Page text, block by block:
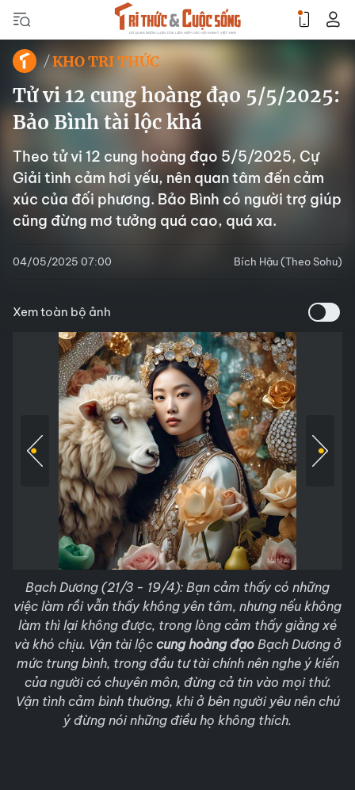
KHO TRI THỨC
Tử vi 12 cung hoàng đạo 5/5/2025:
Bảo Bình tài lộc khá
Theo tử vi 12 cung hoàng đạo 5/5/2025, Cự
Giải tình cảm hơi yếu, nên quan tâm đến cảm
xúc của đối phương. Bảo Bình có người trợ giúp
cũng đừng mơ tưởng quá cao, quá xa.
04/05/2025 07:00 Bích Hậu (Theo Sohu)
Xem toàn bộ ảnh
Bạch Dương (21/3 - 19/4): Bạn cảm thấy có những
việc làm rồi vẫn thấy không yên tâm, nhưng nếu không
làm thì lại không được, trong lòng cảm thấy giằng xé
và khó chịu. Vận tài lộc cung hoàng đạoBạch Dương ở
mức trung bình, trong đầu tư tài chính nên nghe ý kiến
của người có chuyên môn, đừng cả tin vào mọi thứ.
Vận tình cảm bình thường, khi ở bên người yêu nên chú
ý đừng nói những điều họ không thích.